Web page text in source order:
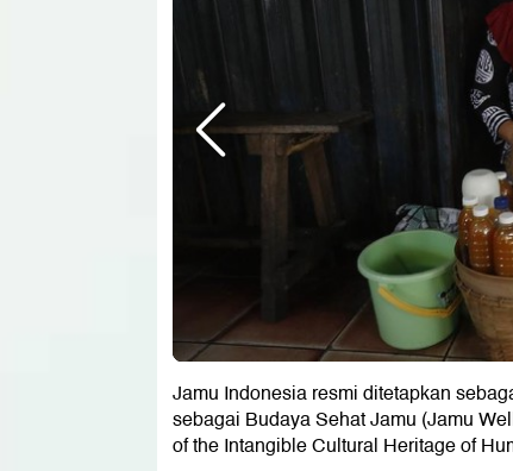
Jamu Indonesia resmi ditetapkan
sebagai Budaya Sehat Jamu (Jamu
of the Intangible Cultural Heritage of